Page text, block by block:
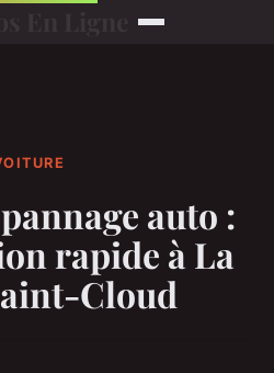
auto :
rapide à La
Cloud